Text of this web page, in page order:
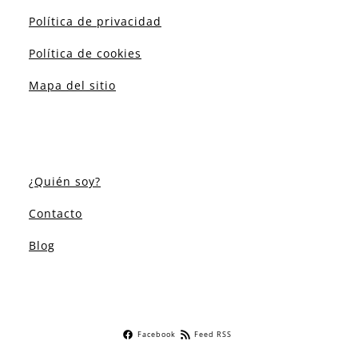
Política de privacidad
Política de cookies
Mapa del sitio
¿Quién soy?
Contacto
Blog
Facebook Feed RSS